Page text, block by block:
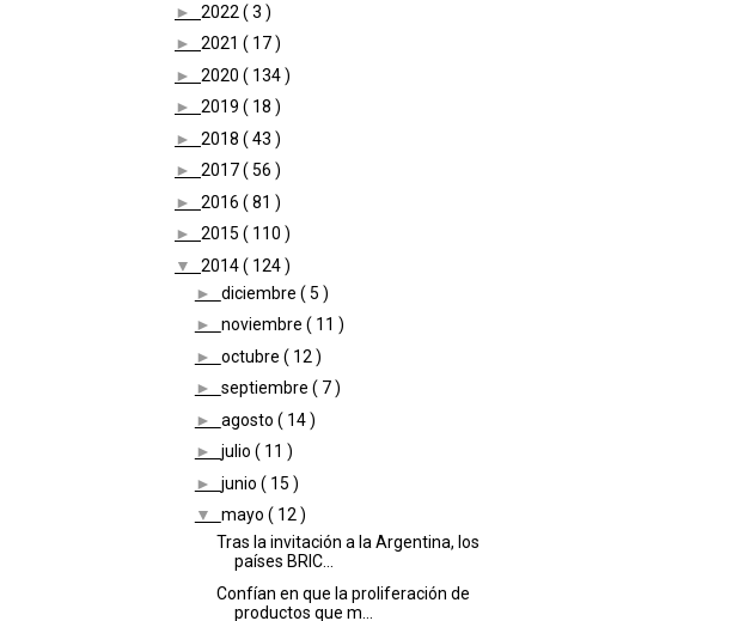
► 2022 ( 3 )
► 2021 ( 17 )
► 2020 ( 134 )
► 2019 ( 18 )
► 2018 ( 43 )
► 2017( 56 )
► 2016 ( 81 )
► 2015 ( 110 )
▼ 2014( 124 )
► diciembre ( 5 )
► noviembre ( 11 )
► octubre ( 12 )
► septiembre ( 7 )
► agosto ( 14 )
► julio ( 11 )
► junio ( 15 )
▼ mayo ( 12 )
Tras la invitación a la Argentina, los
países BRIC...
Confían en que la proliferación de
productos que m...